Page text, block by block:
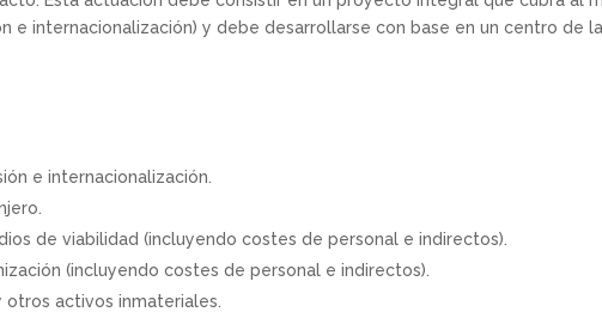
e internacionalización) y debe desarrollarse con base en un centro de
e internacionalización.
de viabilidad (incluyendo costes de personal e indirectos).
(incluyendo costes de personal e indirectos).
activos inmateriales.